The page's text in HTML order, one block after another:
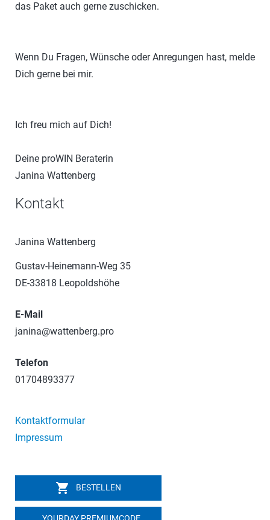
Kontakt
Janina Wattenberg
Gustav-Heinemann-Weg 35
DE-33818 Leopoldshöhe
E-Mail
janina@wattenberg.pro
Telefon
01704893377
Kontaktformular
Impressum
shopping_cart BESTELLEN
das Paket auch gerne zuschicken.
Wenn Du Fragen, Wünsche oder Anregungen hast, melde
Dich gerne bei mir.
Ich freu mich auf Dich!
Deine proWIN Beraterin
Janina Wattenberg